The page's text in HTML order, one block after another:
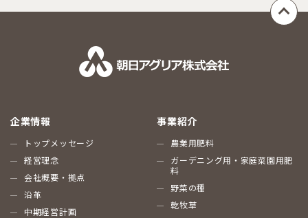
企業情報
トップメッセージ
経営理念
会社概要・拠点
沿革
中期経営計画
事業紹介
農業用肥料
ガーデニング用・家庭菜園用肥
料
野菜の種
乾牧草